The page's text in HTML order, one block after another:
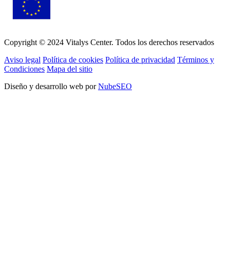
Copyright © 2024 Vitalys Center. Todos los derechos reservados
Aviso legal Política de cookies Política de privacidad Términos y
Condiciones Mapa del sitio
Diseño y desarrollo web porNubeSEO